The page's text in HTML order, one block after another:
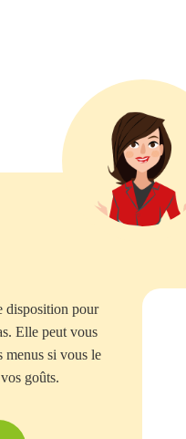
disposition pour
Elle peut vous
menus si vous le
goûts.